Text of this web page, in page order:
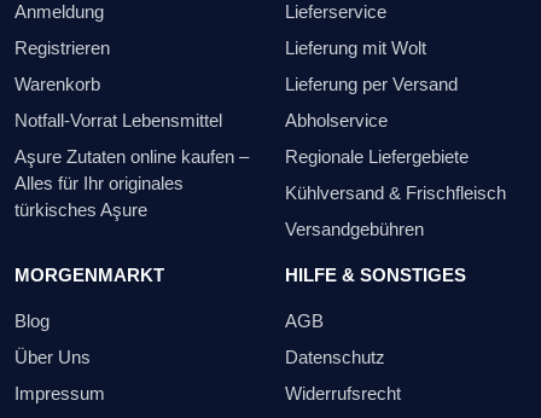
Anmeldung
Registrieren
Warenkorb
Notfall-Vorrat Lebensmittel
Aşure Zutaten online kaufen –
Alles für Ihr originales
türkisches Aşure
Lieferservice
Lieferung mit Wolt
Lieferung per Versand
Abholservice
Regionale Liefergebiete
Kühlversand & Frischfleisch
Versandgebühren
MORGENMARKT
Blog
Über Uns
Impressum
HILFE & SONSTIGES
AGB
Datenschutz
Widerrufsrecht